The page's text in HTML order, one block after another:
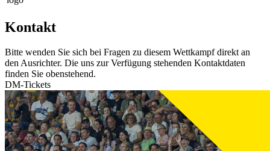
Kontakt
Bitte wenden Sie sich bei Fragen zu diesem Wettkampf direkt an
den Ausrichter. Die uns zur Verfügung stehenden Kontaktdaten
finden Sie obenstehend.
DM-Tickets